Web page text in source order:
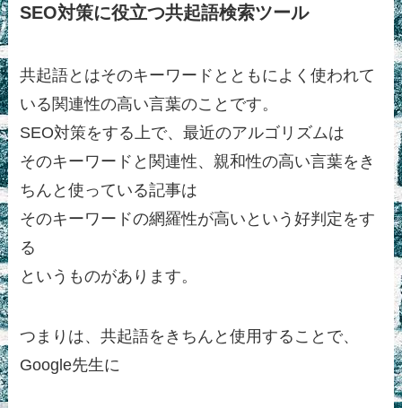
SEO対策に役立つ共起語検索ツール
共起語とはそのキーワードとともによく使われて
いる関連性の高い言葉のことです。
SEO対策をする上で、最近のアルゴリズムは
そのキーワードと関連性、親和性の高い言葉をき
ちんと使っている記事は
そのキーワードの網羅性が高いという好判定をす
る
というものがあります。
つまりは、共起語をきちんと使用することで、
Google先生に